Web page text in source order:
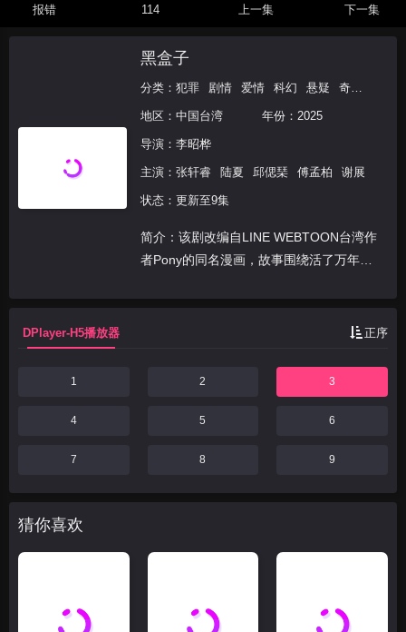
报错 114 上一集 下一集
黑盒子
分类： 犯罪 剧情 爱情 科幻 悬疑 奇幻
地区： 中国台湾 年份： 2025
导演： 李昭桦
主演： 张轩睿 陆夏 邱偲琹 傅孟柏 谢展
状态：更新至9集
简介：该剧改编自LINE WEBTOON台湾作
者Pony的同名漫画，故事围绕活了万年的
欲望付出各种代价：女雕刻师用禁术复制前
男友并囚禁；宇航员出任务遇难，与外星生
DPlayer-H5播放器 正序
1 2 3
4 5 6
7 8 9
猜你喜欢